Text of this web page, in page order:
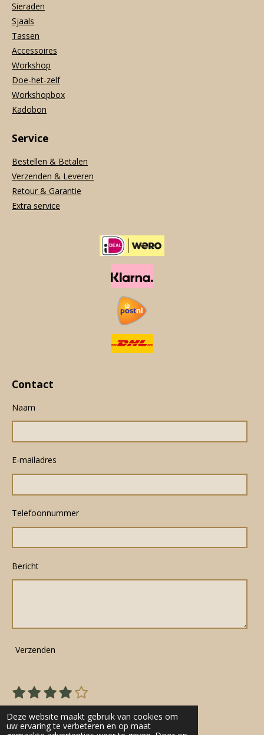
Deze website maakt gebruik van cookies om
uw ervaring te verbeteren en op maat
Sieraden
Sjaals
Tassen
Accessoires
Workshop
Doe-het-zelf
Workshopbox
Kadobon
Service
Bestellen & Betalen
Verzenden & Leveren
Retour & Garantie
Extra service
Contact
Naam
E-mailadres
Telefoonnummer
Bericht
Verzenden
R
a
t
1
s
t
2
s
t
3
s
t
4
s
t
5
s
t
S
e
m
22 stemmen